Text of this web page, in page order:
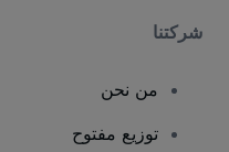
شركتنا
من نحن
توزيع مفتوح